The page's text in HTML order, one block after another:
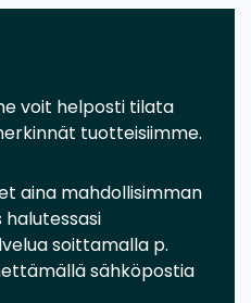
voit helposti tilata
tuotteisiimme.
aina mahdollisimman
halutessasi
soittamalla p.
sähköpostia